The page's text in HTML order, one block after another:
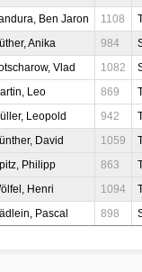
Ben Jaron 1108
Anika 984
Vlad 1082
Leo 869
Leopold 942
David 1059
Philipp 863
Henri 1094
Pascal 898